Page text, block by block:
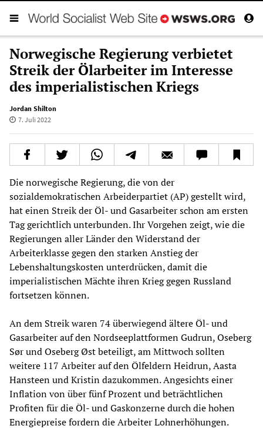
Norwegische Regierung verbietet
Streik der Ölarbeiter im Interesse
des imperialistischen Kriegs
Jordan Shilton
7. Juli 2022
Die norwegische Regierung, die von der
sozialdemokratischen Arbeiderpartiet (AP) gestellt wird,
hat einen Streik der Öl- und Gasarbeiter schon am ersten
Tag gerichtlich unterbunden. Ihr Vorgehen zeigt, wie die
Regierungen aller Länder den Widerstand der
Arbeiterklasse gegen den starken Anstieg der
Lebenshaltungskosten unterdrücken, damit die
imperialistischen Mächte ihren Krieg gegen Russland
fortsetzen können.
An dem Streik waren 74 überwiegend ältere Öl- und
Gasarbeiter auf den Nordseeplattformen Gudrun, Oseberg
Sør und Oseberg Øst beteiligt, am Mittwoch sollten
weitere 117 Arbeiter auf den Ölfeldern Heidrun, Aasta
Hansteen und Kristin dazukommen. Angesichts einer
Inflation von über fünf Prozent und beträchtlichen
Profiten für die Öl- und Gaskonzerne durch die hohen
Energiepreise fordern die Arbeiter Lohnerhöhungen.